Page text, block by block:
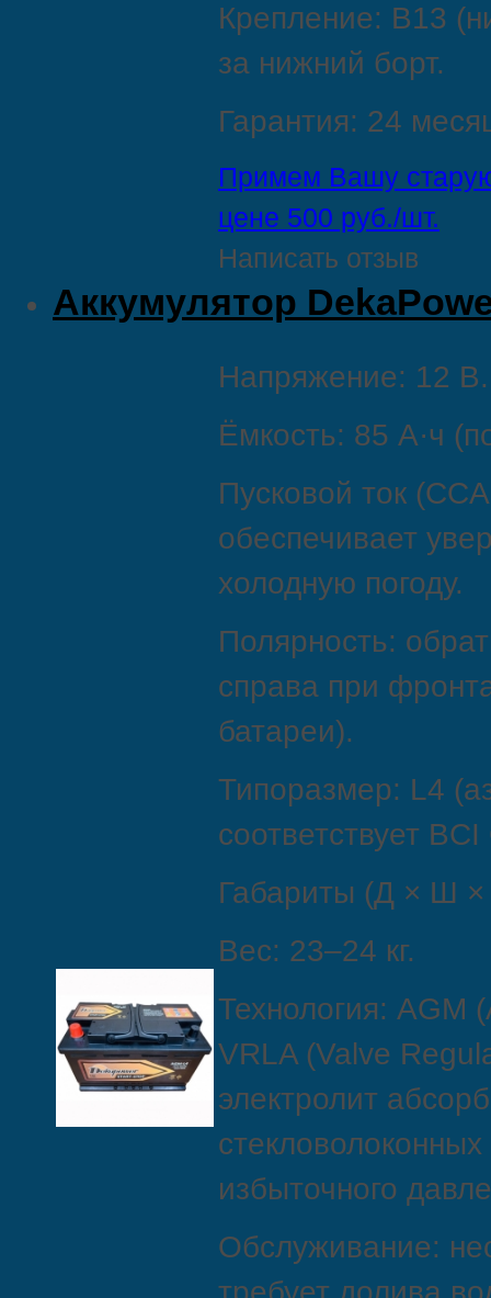
Крепление: B13
за нижний борт.
Гарантия: 24
Примем Вашу
цене 500 руб./шт.
Написать отзыв
Aккумулятор
Напряжение: 12 В.
Ёмкость: 85 А·ч
Пусковой ток
обеспечивает
холодную погоду.
Полярность:
справа при
батареи).
Типоразмер: L4
соответствует
Габариты (Д × Ш
Вес: 23–24 кг.
Технология: AGM
VRLA (Valve
электролит
избыточного
Обслуживание: